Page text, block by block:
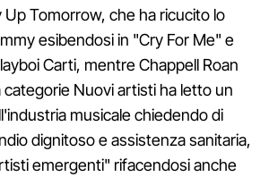
Up Tomorrow, che ha ricucito lo
esibendosi in "Cry For Me" e
Carti, mentre Chappell Roan
categorie Nuovi artisti ha letto un
musicale chiedendo di
dignitoso e assistenza sanitaria,
emergenti" rifacendosi anche